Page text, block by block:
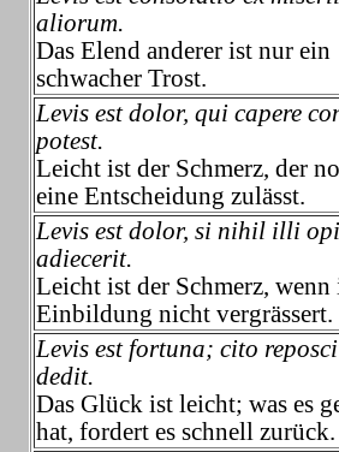
aliorum.
Das Elend anderer ist nur ein
schwacher Trost.
Levis est dolor, qui capere
potest.
Leicht ist der Schmerz, der
eine Entscheidung zulässt.
Levis est dolor, si nihil illi
adiecerit.
Leicht ist der Schmerz, wenn
Einbildung nicht vergrässert.
Levis est fortuna; cito
dedit.
Das Glück ist leicht; was es
hat, fordert es schnell zurück.